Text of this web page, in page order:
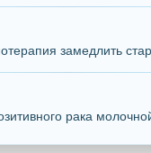
замедлить
рака